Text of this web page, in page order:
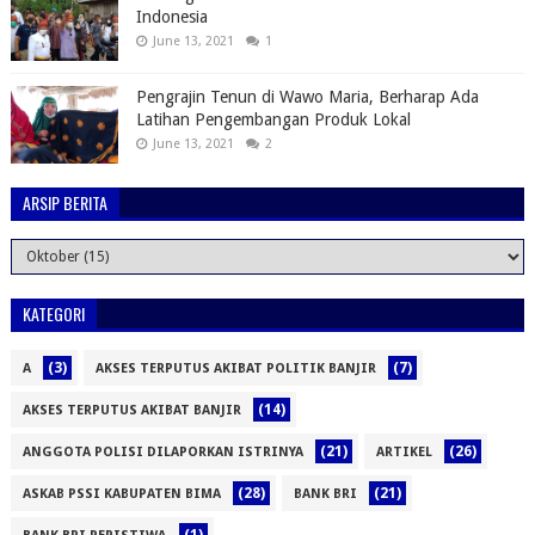
Indonesia
June 13, 2021 1
Pengrajin Tenun di Wawo Maria, Berharap Ada
Latihan Pengembangan Produk Lokal
June 13, 2021 2
ARSIP BERITA
KATEGORI
A (3) AKSES TERPUTUS AKIBAT POLITIK BANJIR (7)
AKSES TERPUTUS AKIBAT BANJIR (14)
ANGGOTA POLISI DILAPORKAN ISTRINYA (21) ARTIKEL (26)
ASKAB PSSI KABUPATEN BIMA (28) BANK BRI (21)